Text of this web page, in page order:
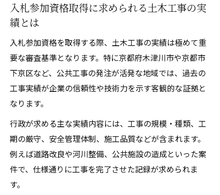
入札参加資格取得に求められる土木工事の実
績とは
入札参加資格を取得する際、土木工事の実績は極めて重
要な審査基準となります。特に京都府木津川市や京都市
下京区など、公共工事の発注が活発な地域では、過去の
工事実績が企業の信頼性や技術力を示す客観的な証拠と
なります。
行政が求める主な実績内容には、工事の規模・種類、工
期の厳守、安全管理体制、施工品質などが含まれます。
例えば道路改良や河川整備、公共施設の造成といった案
件で、仕様通りに工事を完了させた記録が求められま
す。